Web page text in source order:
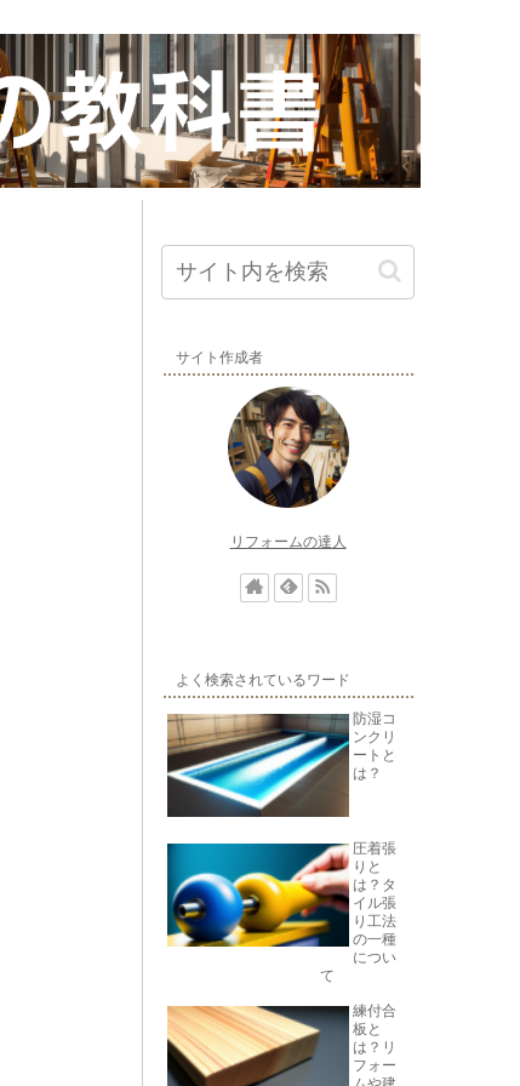
サイト作成者
リフォームの達人
よく検索されているワード
防湿コ
ンクリ
ートと
は？
圧着張
りと
は？タ
イル張
り工法
の一種
につい
て
練付合
板と
は？リ
フォー